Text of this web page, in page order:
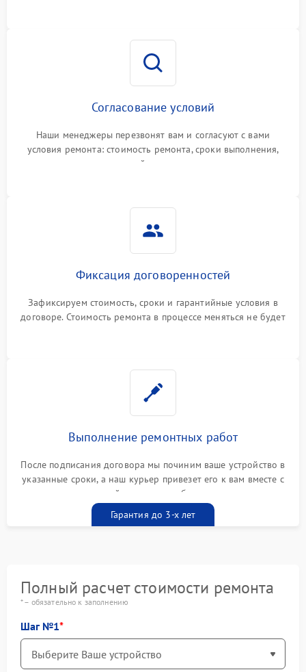
Согласование условий
Наши менеджеры перезвонят вам и согласуют с вами
условия ремонта: стоимость ремонта, сроки выполнения,
гарантийные условия
Фиксация договоренностей
Зафиксируем стоимость, сроки и гарантийные условия в
договоре. Стоимость ремонта в процессе меняться не будет
Выполнение ремонтных работ
После подписания договора мы починим ваше устройство в
указанные сроки, а наш курьер привезет его к вам вместе с
гарантийным талоном бесплатно
Гарантия до 3-х лет
Полный расчет стоимости ремонта
* – обязательно к заполнению
Шаг №1